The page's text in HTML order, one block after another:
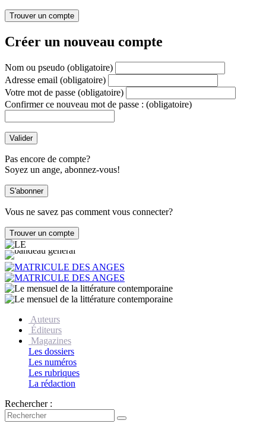
Créer un nouveau compte
Nom ou pseudo (obligatoire)
Adresse email (obligatoire)
Votre mot de passe (obligatoire)
Confirmer ce nouveau mot de passe : (obligatoire)
Pas encore de compte?
Soyez un ange, abonnez-vous!
Vous ne savez pas comment vous connecter?
Auteurs
Éditeurs
Magazines
Les dossiers
Les numéros
Les rubriques
La rédaction
Rechercher :